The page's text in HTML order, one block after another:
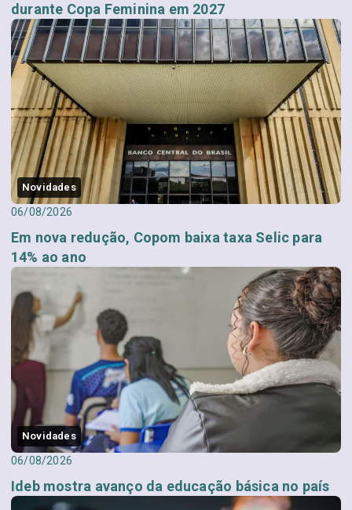
durante Copa Feminina em 2027
Novidades
06/08/2026
Em nova redução, Copom baixa taxa Selic para
14% ao ano
Novidades
06/08/2026
Ideb mostra avanço da educação básica no país